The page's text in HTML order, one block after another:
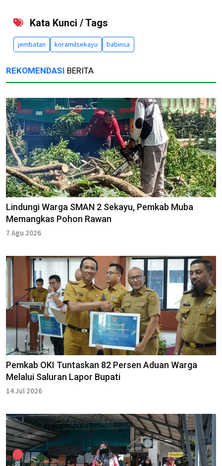
Kata Kunci / Tags
jembatan koramilsekayu babinsa
REKOMENDASI BERITA
Lindungi Warga SMAN 2 Sekayu, Pemkab Muba
Memangkas Pohon Rawan
7 Agu 2026
Pemkab OKI Tuntaskan 82 Persen Aduan Warga
Melalui Saluran Lapor Bupati
14 Jul 2026